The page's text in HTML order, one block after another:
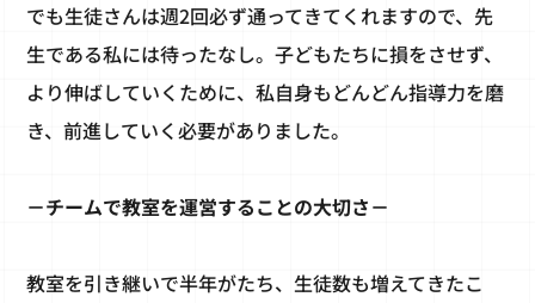
でも生徒さんは週2回必ず通ってきてくれますので、先
生である私には待ったなし。子どもたちに損をさせず、
より伸ばしていくために、私自身もどんどん指導力を磨
き、前進していく必要がありました。
－チームで教室を運営することの大切さ－
教室を引き継いで半年がたち、生徒数も増えてきたこ